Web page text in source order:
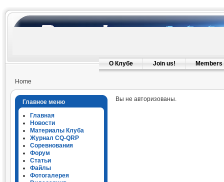
О Клубе Join us! Members
Home
Главное меню
Главная
Новости
Материалы Клуба
Журнал CQ-QRP
Соревнования
Форум
Статьи
Файлы
Фотогалерея
Вы не авторизованы.